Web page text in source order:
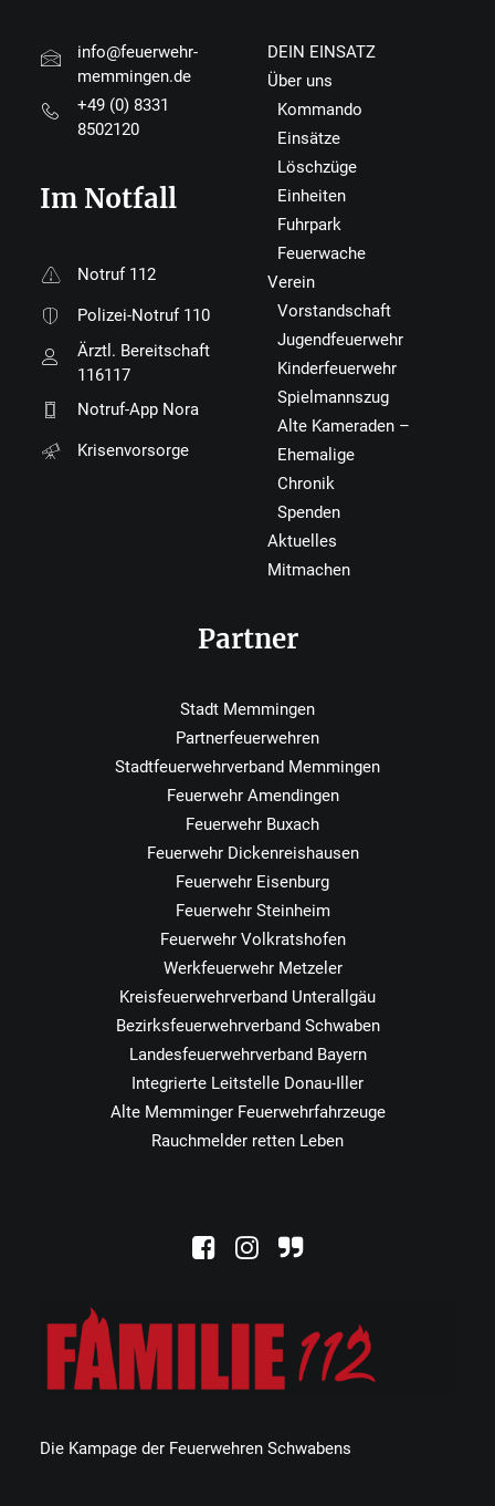
Die Kampage der Feuerwehren Schwabens
info@feuerwehr-
memmingen.de
+49 (0) 8331
8502120
Im Notfall
Notruf 112
Polizei-Notruf 110
Ärztl. Bereitschaft
116117
Notruf-App Nora
Krisenvorsorge
DEIN EINSATZ
Über uns
Kommando
Einsätze
Löschzüge
Einheiten
Fuhrpark
Feuerwache
Verein
Vorstandschaft
Jugendfeuerwehr
Kinderfeuerwehr
Spielmannszug
Alte Kameraden –
Ehemalige
Chronik
Spenden
Aktuelles
Mitmachen
Partner
Stadt Memmingen
Partnerfeuerwehren
Stadtfeuerwehrverband Memmingen
Feuerwehr Amendingen
Feuerwehr Buxach
Feuerwehr Dickenreishausen
Feuerwehr Eisenburg
Feuerwehr Steinheim
Feuerwehr Volkratshofen
Werkfeuerwehr Metzeler
Kreisfeuerwehrverband Unterallgäu
Bezirksfeuerwehrverband Schwaben
Landesfeuerwehrverband Bayern
Integrierte Leitstelle Donau-Iller
Alte Memminger Feuerwehrfahrzeuge
Rauchmelder retten Leben